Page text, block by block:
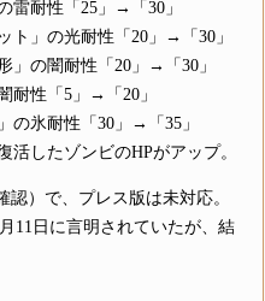
雷耐性「25」→「30」
ト」の光耐性「20」→「30」
」の闇耐性「20」→「30」
耐性「5」→「20」
の氷耐性「30」→「35」
したゾンビのHPがアップ。
）で、プレス版は未対応。
11日に言明されていたが、結